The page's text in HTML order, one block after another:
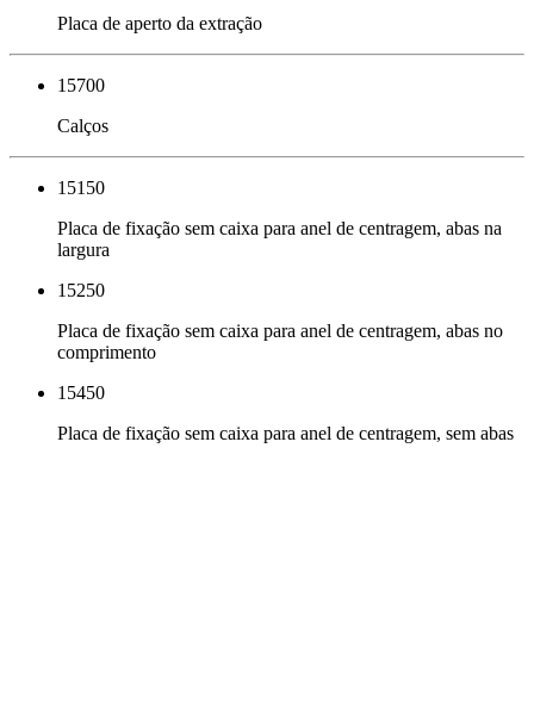
Placa de aperto da extração
15700
Calços
15150
Placa de fixação sem caixa para anel de centragem, abas na
largura
15250
Placa de fixação sem caixa para anel de centragem, abas no
comprimento
15450
Placa de fixação sem caixa para anel de centragem, sem abas